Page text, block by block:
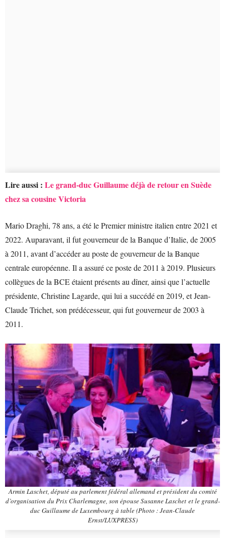
Lire aussi : Le grand-duc Guillaume déjà de retour en Suède
chez sa cousine Victoria
Mario Draghi, 78 ans, a été le Premier ministre italien entre 2021 et
2022. Auparavant, il fut gouverneur de la Banque d’Italie, de 2005
à 2011, avant d’accéder au poste de gouverneur de la Banque
centrale européenne. Il a assuré ce poste de 2011 à 2019. Plusieurs
collègues de la BCE étaient présents au dîner, ainsi que l’actuelle
présidente, Christine Lagarde, qui lui a succédé en 2019, et Jean-
Claude Trichet, son prédécesseur, qui fut gouverneur de 2003 à
2011.
Armin Laschet, député au parlement fédéral allemand et président du comité
d’organisation du Prix Charlemagne, son épouse Susanne Laschet et le grand-
duc Guillaume de Luxembourg à table (Photo : Jean-Claude
Ernst/LUXPRESS)